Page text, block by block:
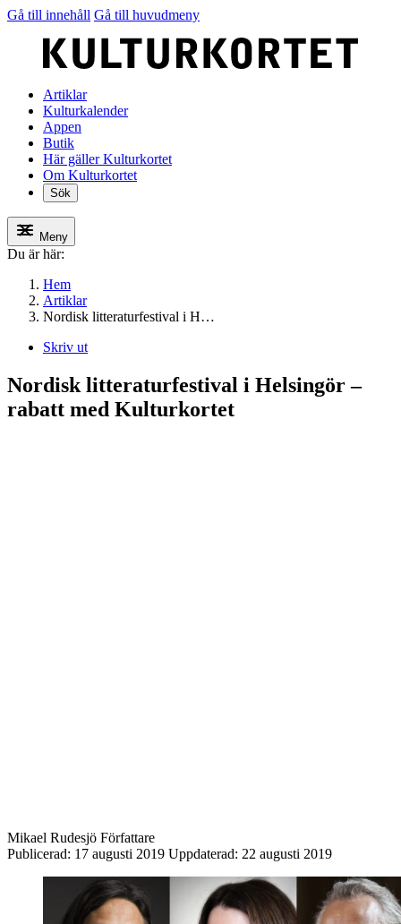
Gå till innehåll Gå till huvudmeny
Artiklar
Kulturkalender
Appen
Butik
Här gäller Kulturkortet
Om Kulturkortet
Sök
Meny
Du är här:
Hem
Artiklar
Nordisk litteraturfestival i H…
Skriv ut
Nordisk litteraturfestival i Helsingör –
rabatt med Kulturkortet
Mikael Rudesjö Författare
Publicerad: 17 augusti 2019 Uppdaterad: 22 augusti 2019